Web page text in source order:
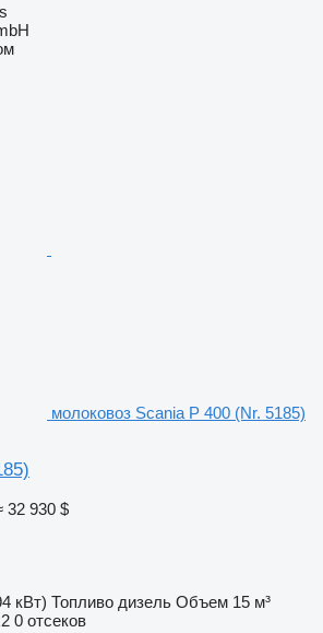
молоковоз Scania P 400 (Nr. 5185)
32 930 $
кВт) Топливо дизель Объем 15 м³
0 отсеков